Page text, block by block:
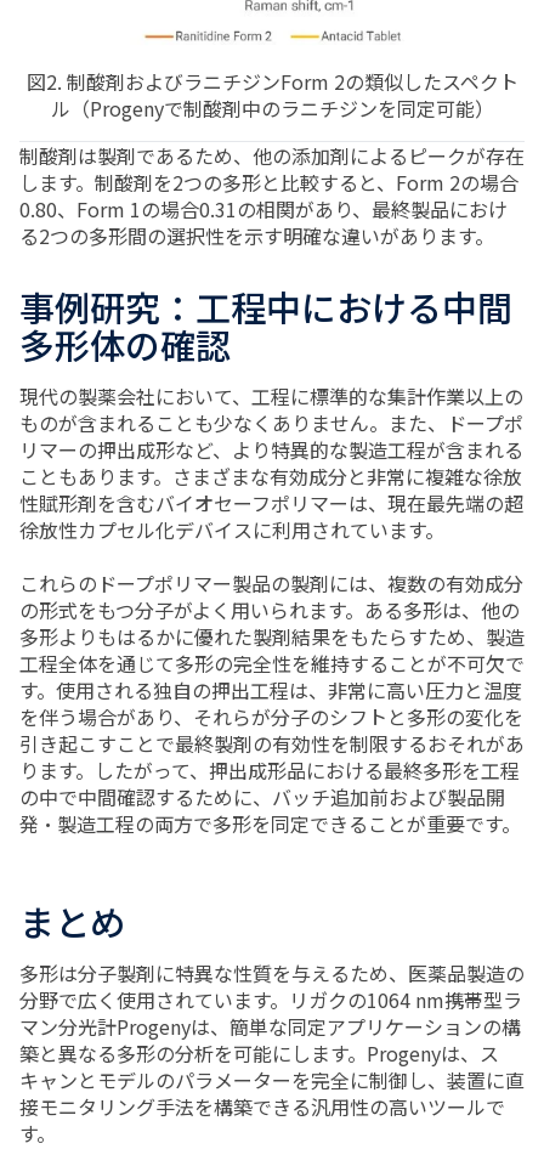
図2. 制酸剤およびラニチジンForm 2の類似したスペクト
ル（Progenyで制酸剤中のラニチジンを同定可能）
制酸剤は製剤であるため、他の添加剤によるピークが存在
します。制酸剤を2つの多形と比較すると、Form 2の場合
0.80、Form 1の場合0.31の相関があり、最終製品におけ
る2つの多形間の選択性を示す明確な違いがあります。
事例研究：工程中における中間
多形体の確認
現代の製薬会社において、工程に標準的な集計作業以上の
ものが含まれることも少なくありません。また、ドープポ
リマーの押出成形など、より特異的な製造工程が含まれる
こともあります。さまざまな有効成分と非常に複雑な徐放
性賦形剤を含むバイオセーフポリマーは、現在最先端の超
徐放性カプセル化デバイスに利用されています。
これらのドープポリマー製品の製剤には、複数の有効成分
の形式をもつ分子がよく用いられます。ある多形は、他の
多形よりもはるかに優れた製剤結果をもたらすため、製造
工程全体を通じて多形の完全性を維持することが不可欠で
す。使用される独自の押出工程は、非常に高い圧力と温度
を伴う場合があり、それらが分子のシフトと多形の変化を
引き起こすことで最終製剤の有効性を制限するおそれがあ
ります。したがって、押出成形品における最終多形を工程
の中で中間確認するために、バッチ追加前および製品開
発・製造工程の両方で多形を同定できることが重要です。
まとめ
多形は分子製剤に特異な性質を与えるため、医薬品製造の
分野で広く使用されています。リガクの1064 nm携帯型ラ
マン分光計Progenyは、簡単な同定アプリケーションの構
築と異なる多形の分析を可能にします。Progenyは、ス
キャンとモデルのパラメーターを完全に制御し、装置に直
接モニタリング手法を構築できる汎用性の高いツールで
す。